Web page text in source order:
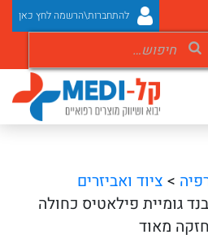
להתחברות\הרשמה לחץ כאן
> ציוד ואביזרים
גומיית פילאטיס כחולה